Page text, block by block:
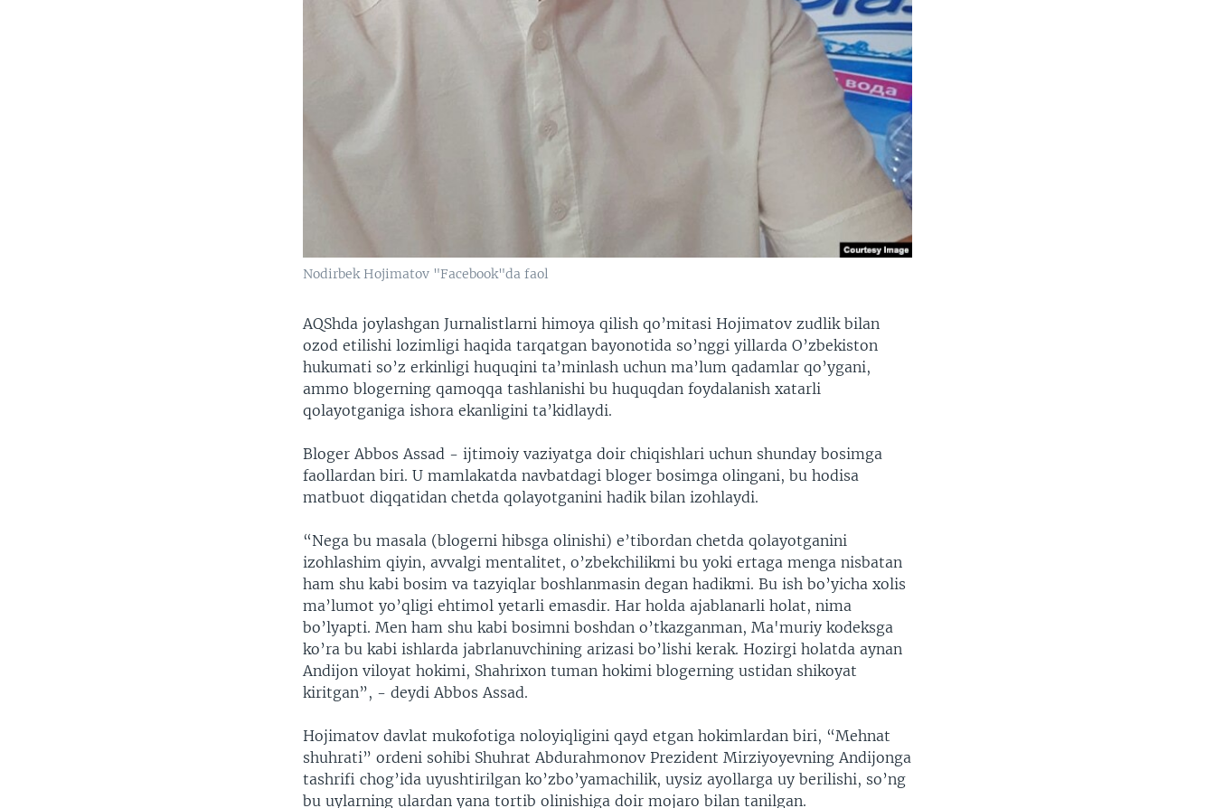
Nodirbek Hojimatov "Facebook"da faol
AQShda joylashgan Jurnalistlarni himoya qilish qo’mitasi Hojimatov zudlik bilan
ozod etilishi lozimligi haqida tarqatgan bayonotida so’nggi yillarda O’zbekiston
hukumati so’z erkinligi huquqini ta’minlash uchun ma’lum qadamlar qo’ygani,
ammo blogerning qamoqqa tashlanishi bu huquqdan foydalanish xatarli
qolayotganiga ishora ekanligini ta’kidlaydi.
Bloger Abbos Assad - ijtimoiy vaziyatga doir chiqishlari uchun shunday bosimga
faollardan biri. U mamlakatda navbatdagi bloger bosimga olingani, bu hodisa
matbuot diqqatidan chetda qolayotganini hadik bilan izohlaydi.
“Nega bu masala (blogerni hibsga olinishi) e’tibordan chetda qolayotganini
izohlashim qiyin, avvalgi mentalitet, o’zbekchilikmi bu yoki ertaga menga nisbatan
ham shu kabi bosim va tazyiqlar boshlanmasin degan hadikmi. Bu ish bo’yicha xolis
ma’lumot yo’qligi ehtimol yetarli emasdir. Har holda ajablanarli holat, nima
bo’lyapti. Men ham shu kabi bosimni boshdan o’tkazganman, Ma'muriy kodeksga
ko’ra bu kabi ishlarda jabrlanuvchining arizasi bo’lishi kerak. Hozirgi holatda aynan
Andijon viloyat hokimi, Shahrixon tuman hokimi blogerning ustidan shikoyat
kiritgan”, - deydi Abbos Assad.
Hojimatov davlat mukofotiga noloyiqligini qayd etgan hokimlardan biri, “Mehnat
shuhrati” ordeni sohibi Shuhrat Abdurahmonov Prezident Mirziyoyevning Andijonga
tashrifi chog’ida uyushtirilgan ko’zbo’yamachilik, uysiz ayollarga uy berilishi, so’ng
bu uylarning ulardan yana tortib olinishiga doir mojaro bilan tanilgan.